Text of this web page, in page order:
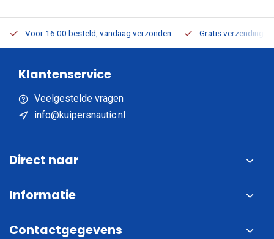
Voor 16:00 besteld, vandaag verzonden Gratis verzending
Klantenservice
Veelgestelde vragen
info@kuipersnautic.nl
Direct naar
Informatie
Contactgegevens